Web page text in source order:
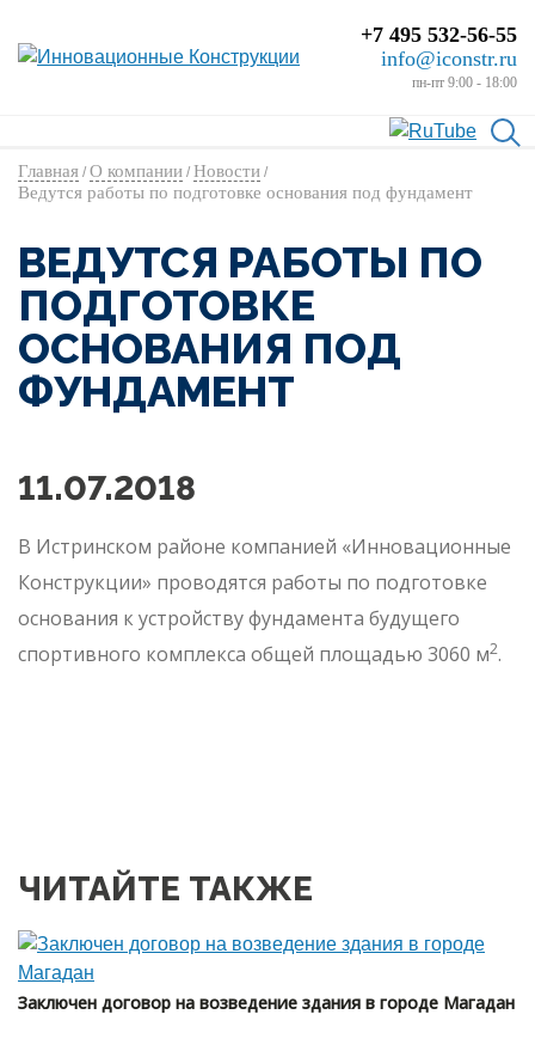
+7 495 532-56-55
info@iconstr.ru
пн-пт 9:00 - 18:00
Главная / О компании / Новости /
Ведутся работы по подготовке основания под фундамент
ВЕДУТСЯ РАБОТЫ ПО
ПОДГОТОВКЕ
ОСНОВАНИЯ ПОД
ФУНДАМЕНТ
11.07.2018
В Истринском районе компанией «Инновационные
Конструкции» проводятся работы по подготовке
основания к устройству фундамента будущего
спортивного комплекса общей площадью 3060 м2.
ЧИТАЙТЕ ТАКЖЕ
Заключен договор на возведение здания в городе Магадан